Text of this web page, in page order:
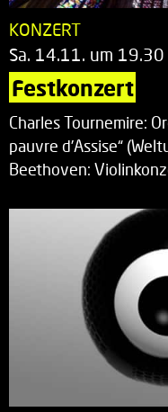
KONZERT
Sa. 14.11. um 19.30
Festkonzert
Charles Tournemire:
pauvre d’Assise“
Beethoven: